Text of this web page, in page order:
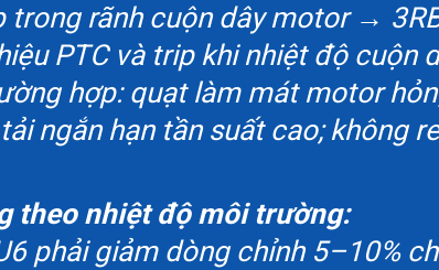
trong rãnh cuộn dây motor →
PTC và trip khi nhiệt độ cuộn
hợp: quạt làm mát motor
ngắn hạn tần suất cao; không
theo nhiệt độ môi trường:
phải giảm dòng chỉnh 5–10%